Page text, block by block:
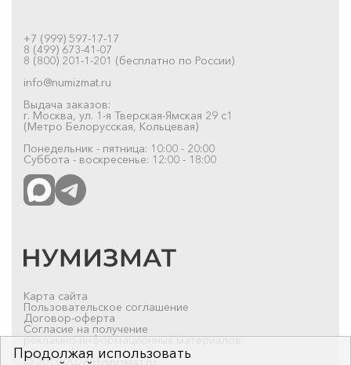
+7 (999) 597-17-17
8 (499) 673-41-07
8 (800) 201-1-201 (бесплатно по России)
info@numizmat.ru
Выдача заказов:
г. Москва, ул. 1-я Тверская-Ямская 29 с1
(Метро Белорусская, Кольцевая)
Понедельник - пятница: 10:00 - 20:00
Суббота - воскресенье: 12:00 - 18:00
Карта сайта
Пользовательское соглашение
Договор-оферта
Согласие на получение
рекламно-информационных материалов
© 2019-2026 Нумизмат.ru
Продолжая использовать